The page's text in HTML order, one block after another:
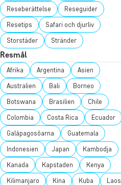
Reseberättelse Reseguider
Resetips Safari och djurliv
Storstäder Stränder
Resmål
Afrika Argentina Asien
Australien Bali Borneo
Botswana Brasilien Chile
Colombia Costa Rica Ecuador
Galápagosöarna Guatemala
Indonesien Japan Kambodja
Kanada Kapstaden Kenya
Kilimanjaro Kina Kuba Laos